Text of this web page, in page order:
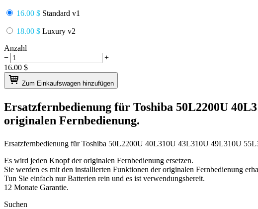
16.00 $ Standard v1
18.00 $ Luxury v2
Anzahl
−
+
16.00 $
Zum Einkaufswagen hinzufügen
Ersatzfernbedienung für Toshiba 50L2200U
originalen Fernbedienung.
Ersatzfernbedienung fürToshiba 50L2200U 40L310U 43L310U 49L310U
Es wird jeden Knopf der originalen Fernbedienung ersetzen.
Sie werden es mit den installierten Funktionen der originalen Fernbedienung
Tun Sie einfach nur Batterien rein und es ist verwendungsbereit.
12 Monate Garantie.
Suchen